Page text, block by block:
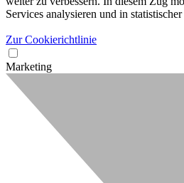
Services analysieren und in
Zur Cookierichtlinie
Marketing